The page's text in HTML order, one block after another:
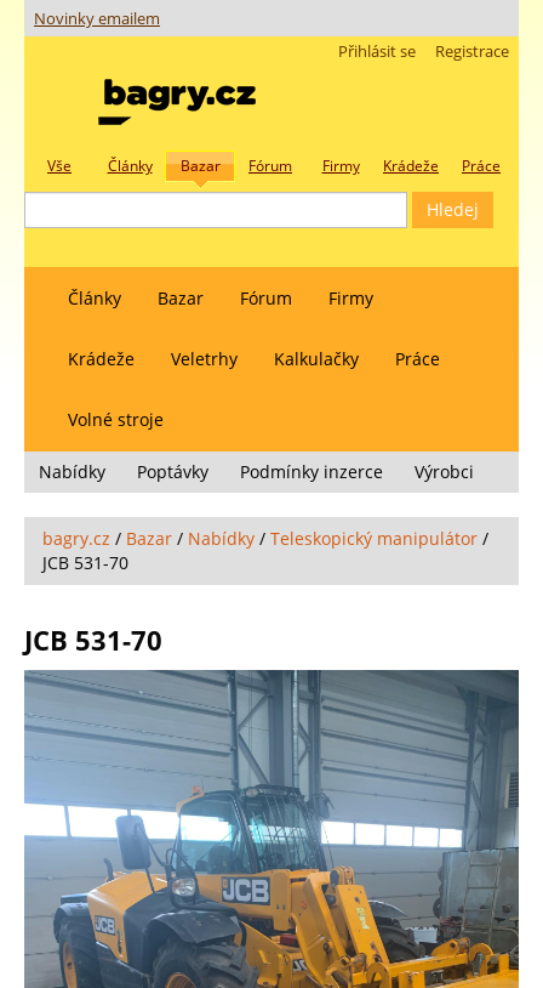
Novinky emailem
Registrace
Přihlásit se
Vše Články Bazar Fórum Firmy Krádeže Práce
Články Bazar Fórum Firmy
Krádeže Veletrhy Kalkulačky Práce
Volné stroje
Nabídky Poptávky Podmínky inzerce Výrobci
bagry.cz / Bazar / Nabídky / Teleskopický manipulátor /
JCB 531-70
JCB 531-70